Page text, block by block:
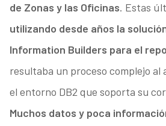
de Zonas y las Oficinas. Estas
utilizando desde años la
Information Builders para el
resultaba un proceso complejo
el entorno DB2 que soporta su
Muchos datos y poca